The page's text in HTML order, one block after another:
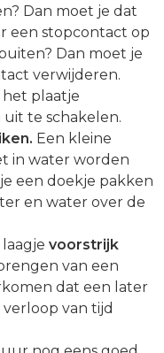
Dan moet je dat
een stopcontact op
Dan moet je
verwijderen.
plaatje
te schakelen.
Een kleine
in water worden
een doekje pakken
en water over de
voorstrijk
van een
dat een later
van tijd